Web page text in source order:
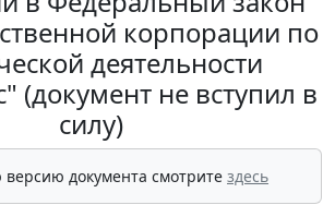
корпорации по
деятельности
(документ не вступил в
силу)
версию документа смотрите здесь